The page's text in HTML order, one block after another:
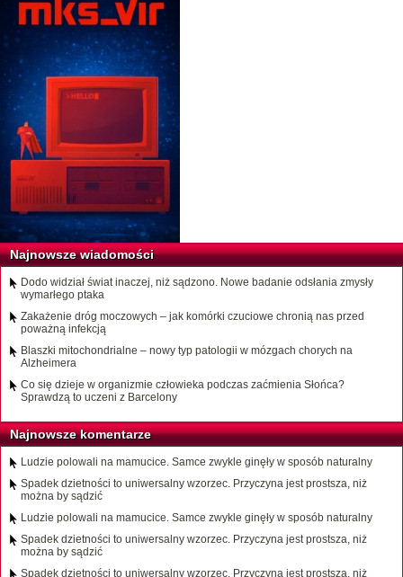
Najnowsze wiadomości
Dodo widział świat inaczej, niż sądzono. Nowe badanie odsłania zmysły
wymarłego ptaka
Zakażenie dróg moczowych – jak komórki czuciowe chronią nas przed
poważną infekcją
Blaszki mitochondrialne – nowy typ patologii w mózgach chorych na
Alzheimera
Co się dzieje w organizmie człowieka podczas zaćmienia Słońca?
Sprawdzą to uczeni z Barcelony
Najnowsze komentarze
Ludzie polowali na mamucice. Samce zwykle ginęły w sposób naturalny
Spadek dzietności to uniwersalny wzorzec. Przyczyna jest prostsza, niż
można by sądzić
Ludzie polowali na mamucice. Samce zwykle ginęły w sposób naturalny
Spadek dzietności to uniwersalny wzorzec. Przyczyna jest prostsza, niż
można by sądzić
Spadek dzietności to uniwersalny wzorzec. Przyczyna jest prostsza, niż